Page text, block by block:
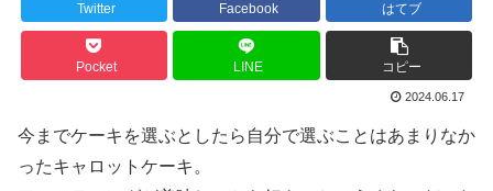
Twitter Facebook はてブ
Pocket LINE コピー
2024.06.17
今までケーキを選ぶとしたら自分で選ぶことはあまりなか
ったキャロットケーキ。